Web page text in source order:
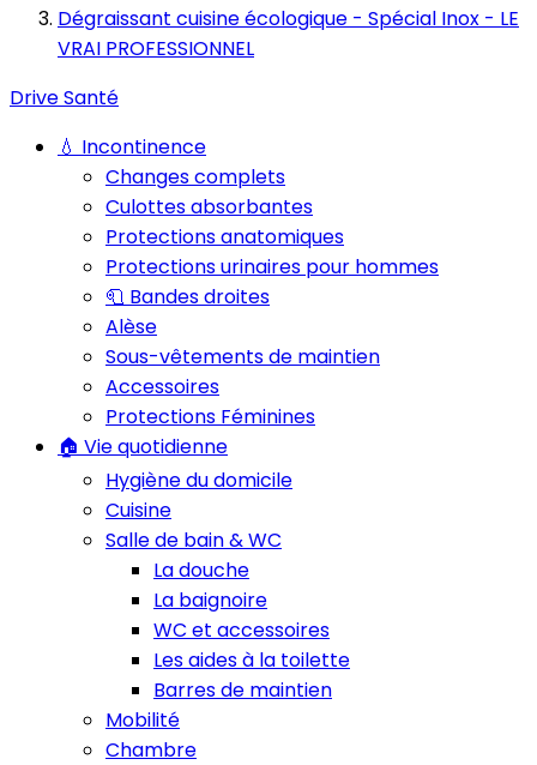
Dégraissant cuisine écologique - Spécial Inox - LE
VRAI PROFESSIONNEL
Drive Santé
💧 Incontinence
Changes complets
Culottes absorbantes
Protections anatomiques
Protections urinaires pour hommes
🧻 Bandes droites
Alèse
Sous-vêtements de maintien
Accessoires
Protections Féminines
🏠 Vie quotidienne
Hygiène du domicile
Cuisine
Salle de bain & WC
La douche
La baignoire
WC et accessoires
Les aides à la toilette
Barres de maintien
Mobilité
Chambre